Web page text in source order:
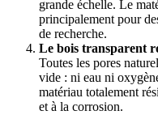
grande échelle. Le
principalement pour
de recherche.
Le bois transparent
Toutes les pores
vide : ni eau ni
matériau totalement
et à la corrosion.